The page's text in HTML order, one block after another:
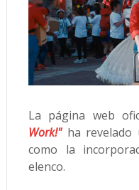
La página web
Work!"ha revelado
como la
elenco.